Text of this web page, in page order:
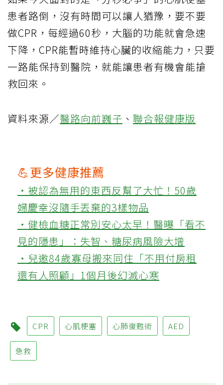
患者路倒，沒有時間可以讓人猶豫，要不要
做CPR，每經過60秒，大腦的功能就會急速
下降，CPR能暫時維持心臟的收縮能力，只要
一路能保持到醫院，就能讓患者有機會能搶
救回來。
資料來源／醫路向前巍子 、 聯合報健康版
💪更多健康推薦
‧被認為無用的東西反幫了大忙！50歲
婦慶幸沒隨手丟棄的3樣物品
‧健檢血糖正常別安心太早！醫曝「看不
見的隱患」：失智、糖尿病風險大增
‧兒邀84歲寡母搬來同住「不用付房租
還有人照顧」1個月後幻滅心寒
CPR 心肌梗塞 心肺復甦術 AED
急救